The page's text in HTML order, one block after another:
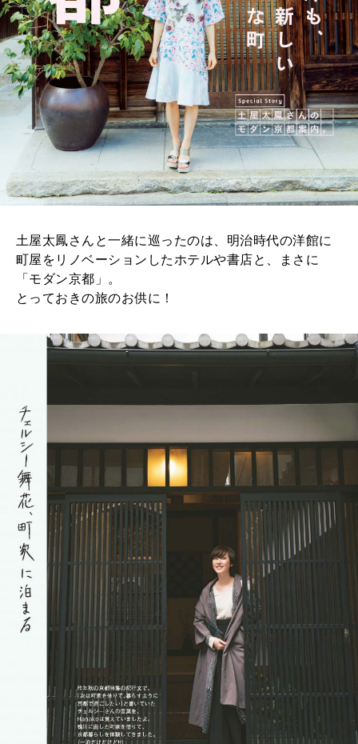
土屋太鳳さんと一緒に巡ったのは、明治時代の洋館に
町屋をリノベーションしたホテルや書店と、まさに
「モダン京都」。
とっておきの旅のお供に！